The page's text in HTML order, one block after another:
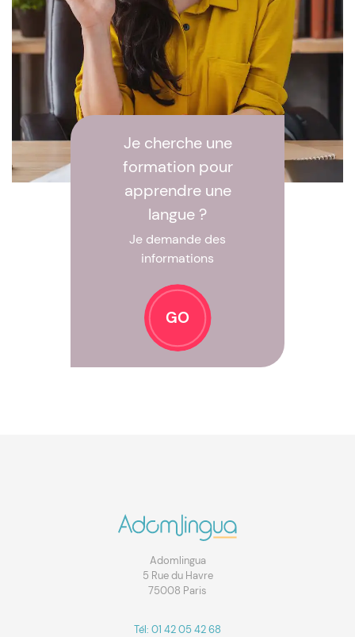
Je cherche une
formation pour
apprendre une
langue ?
Je demande des
informations
GO
Adomlingua
5 Rue du Havre
75008 Paris
Tél: 01 42 05 42 68